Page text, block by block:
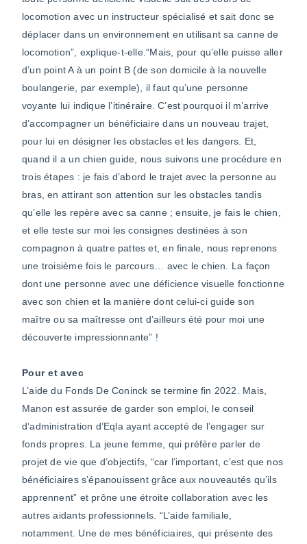
locomotion avec un instructeur spécialisé et sait donc se
déplacer dans un environnement en utilisant sa canne de
locomotion”, explique-t-elle.“Mais, pour qu’elle puisse aller
d’un point A à un point B (de son domicile à la nouvelle
boulangerie, par exemple), il faut qu’une personne
voyante lui indique l’itinéraire. C’est pourquoi il m’arrive
d’accompagner un bénéficiaire dans un nouveau trajet,
pour lui en désigner les obstacles et les dangers. Et,
quand il a un chien guide, nous suivons une procédure en
trois étapes : je fais d’abord le trajet avec la personne au
bras, en attirant son attention sur les obstacles tandis
qu’elle les repère avec sa canne ; ensuite, je fais le chien,
et elle teste sur moi les consignes destinées à son
compagnon à quatre pattes et, en finale, nous reprenons
une troisième fois le parcours… avec le chien. La façon
dont une personne avec une déficience visuelle fonctionne
avec son chien et la manière dont celui-ci guide son
maître ou sa maîtresse ont d’ailleurs été pour moi une
découverte impressionnante” !
Pour et avec
L’aide du Fonds De Coninck se termine fin 2022. Mais,
Manon est assurée de garder son emploi, le conseil
d’administration d’Eqla ayant accepté de l’engager sur
fonds propres. La jeune femme, qui préfère parler de
projet de vie que d’objectifs, “car l’important, c’est que nos
bénéficiaires s’épanouissent grâce aux nouveautés qu’ils
apprennent” et prône une étroite collaboration avec les
autres aidants professionnels. “L’aide familiale,
notamment. Une de mes bénéficiaires, qui présente des